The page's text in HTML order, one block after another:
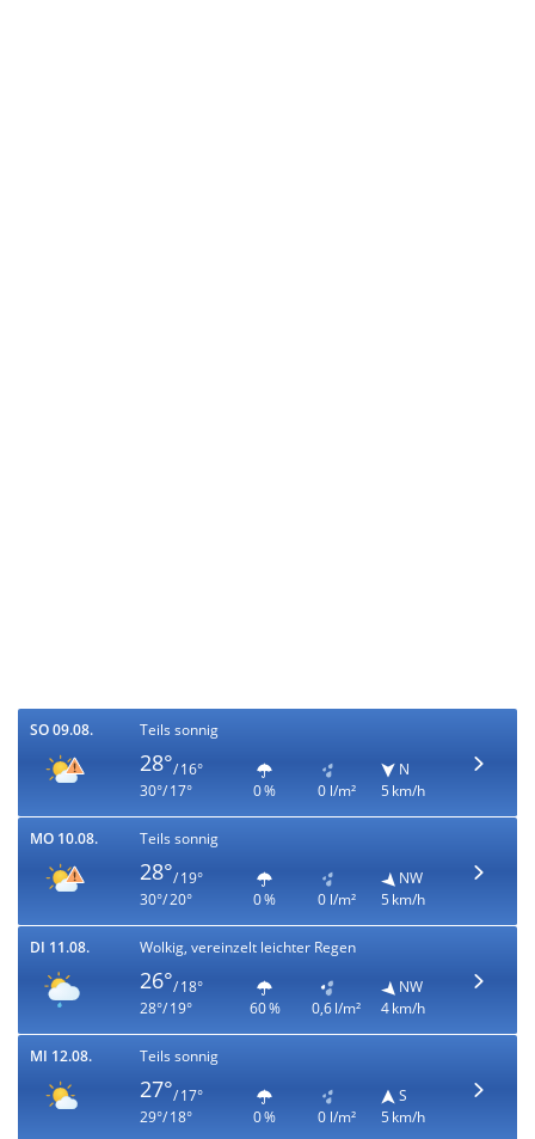
SO 09.08. Teils sonnig
28°/ 16°
30°/ 17°
0 % 0 l/m²
N
5 km/h
MO 10.08. Teils sonnig
28°/ 19°
30°/ 20°
0 % 0 l/m²
NW
5 km/h
DI 11.08. Wolkig, vereinzelt leichter Regen
26°/ 18°
28°/ 19°
60 % 0,6 l/m²
NW
4 km/h
MI 12.08. Teils sonnig
27°/ 17°
29°/ 18°
0 % 0 l/m²
S
5 km/h